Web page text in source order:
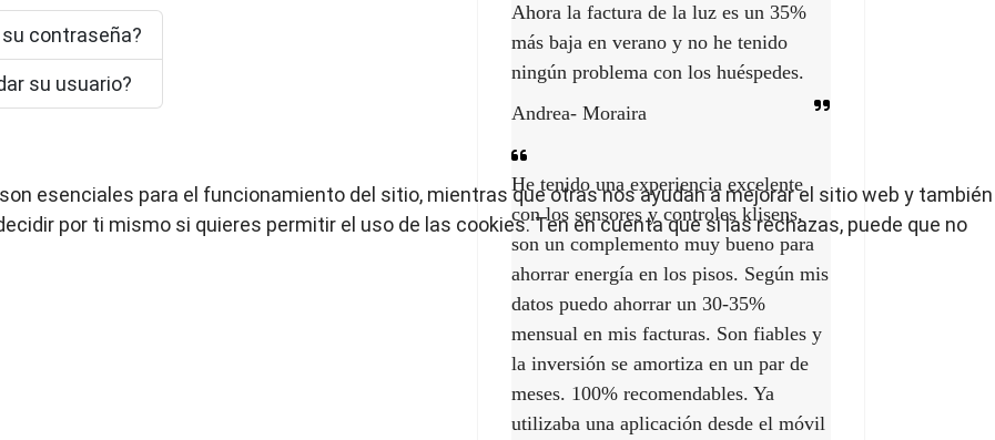
su contraseña?
su usuario?
Ahora la factura de la luz es un 35%
más baja en verano y no he tenido
ningún problema con los huéspedes.
Andrea- Moraira
He tenido una experiencia excelente
con los sensores y controles klisens,
son un complemento muy bueno para
ahorrar energía en los pisos. Según mis
datos puedo ahorrar un 30-35%
mensual en mis facturas. Son fiables y
la inversión se amortiza en un par de
meses. 100% recomendables. Ya
utilizaba una aplicación desde el móvil
esenciales para el funcionamiento del sitio, mientras que otras nos ayudan a mejorar el sitio web y también
por ti mismo si quieres permitir el uso de las cookies. Ten en cuenta que si las rechazas, puede que no